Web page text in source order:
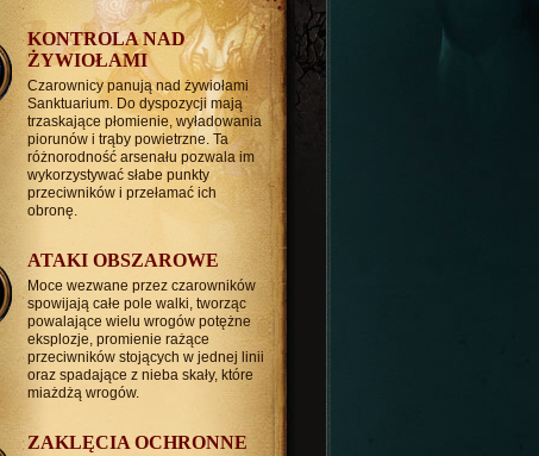
KONTROLA NAD
ŻYWIOŁAMI
Czarownicy panują nad żywiołami
Sanktuarium. Do dyspozycji mają
trzaskające płomienie, wyładowania
piorunów i trąby powietrzne. Ta
różnorodność arsenału pozwala im
wykorzystywać słabe punkty
przeciwników i przełamać ich
obronę.
ATAKI OBSZAROWE
Moce wezwane przez czarowników
spowijają całe pole walki, tworząc
powalające wielu wrogów potężne
eksplozje, promienie rażące
przeciwników stojących w jednej linii
oraz spadające z nieba skały, które
miażdżą wrogów.
ZAKLĘCIA OCHRONNE